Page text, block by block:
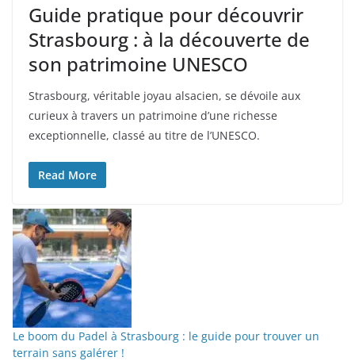
Guide pratique pour découvrir
Strasbourg : à la découverte de
son patrimoine UNESCO
Strasbourg, véritable joyau alsacien, se dévoile aux
curieux à travers un patrimoine d’une richesse
exceptionnelle, classé au titre de l’UNESCO.
Read More
Le boom du Padel à Strasbourg : le guide pour trouver un
terrain sans galérer !